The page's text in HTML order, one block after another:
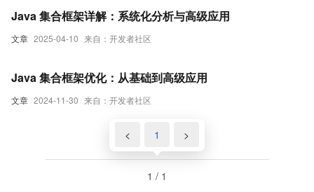
文章 2025-04-10 来自：开发者社区
Java 集合框架详解：系统化分析与高级应用
文章 2024-11-30 来自：开发者社区
Java 集合框架优化：从基础到高级应用
< 1 >
1 / 1